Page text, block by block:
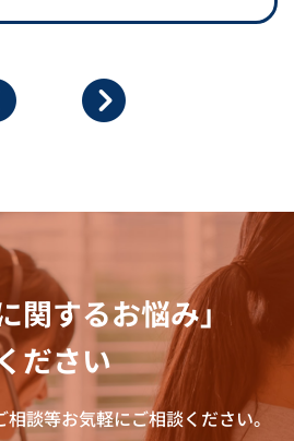
シリコンコードヒーター C型
2型
フッ素樹脂被覆ヒーター LYF型
LYT型
カタログダウンロード
関するお悩み」
ださい
談等お気軽にご相談ください。